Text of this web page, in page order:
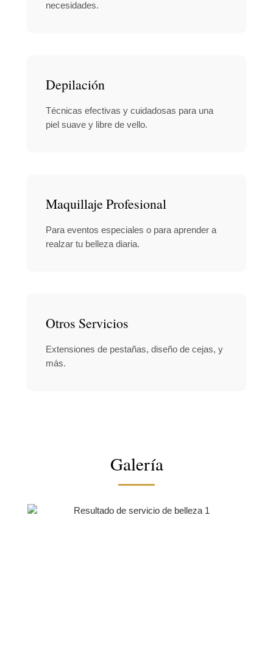
necesidades.
Depilación
Técnicas efectivas y cuidadosas para una
piel suave y libre de vello.
Maquillaje Profesional
Para eventos especiales o para aprender a
realzar tu belleza diaria.
Otros Servicios
Extensiones de pestañas, diseño de cejas, y
más.
Galería